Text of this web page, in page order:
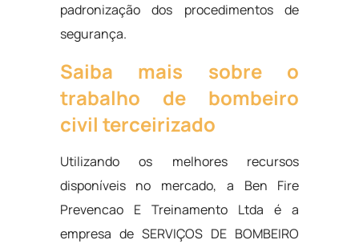
padronização dos procedimentos de
segurança.
Saiba mais sobre o
trabalho de bombeiro
civil terceirizado
Utilizando os melhores recursos
disponíveis no mercado, a Ben Fire
Prevencao E Treinamento Ltda é a
empresa de SERVIÇOS DE BOMBEIRO